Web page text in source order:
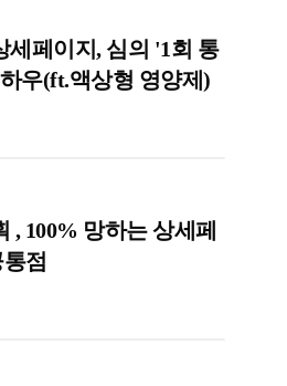
세페이지, 심의 '1회 통
우(ft.액상형 영양제)
, 100% 망하는 상세페
점